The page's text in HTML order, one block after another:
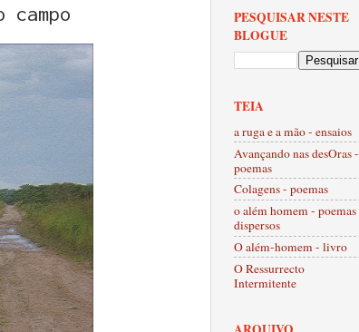
campo
PESQUISAR NESTE
BLOGUE
TEIA
a ruga e a mão - ensaios
Avançando nas desOras -
poemas
Colagens - poemas
o além homem - poemas
dispersos
O além-homem - livro
O Ressurrecto
Intermitente